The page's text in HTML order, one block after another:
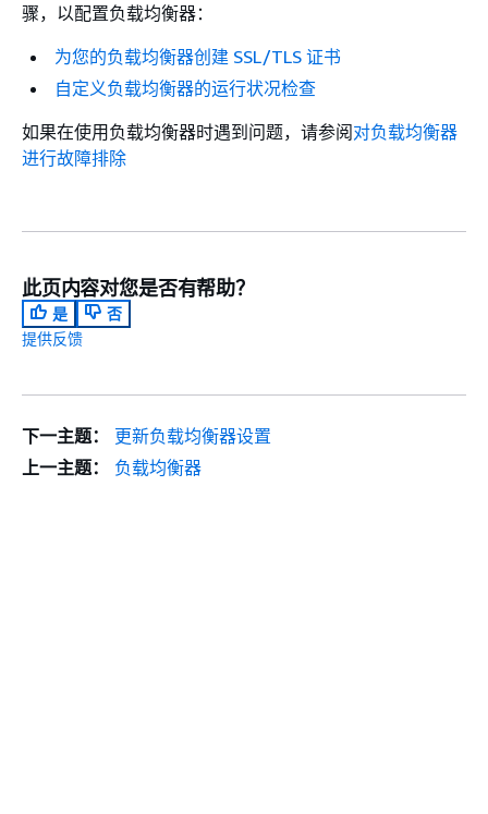
骤，以配置负载均衡器：
为您的负载均衡器创建 SSL/TLS 证书
自定义负载均衡器的运行状况检查
如果在使用负载均衡器时遇到问题，请参阅对负载均衡器
进行故障排除
此页内容对您是否有帮助？
是
否
提供反馈
下一主题：
更新负载均衡器设置
上一主题：
负载均衡器